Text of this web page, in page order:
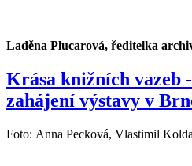
Laděna Plucarová, ředitelka
Krása knižních vazeb
zahájení výstavy v
Foto: Anna Pecková, Vlastimil Kolda